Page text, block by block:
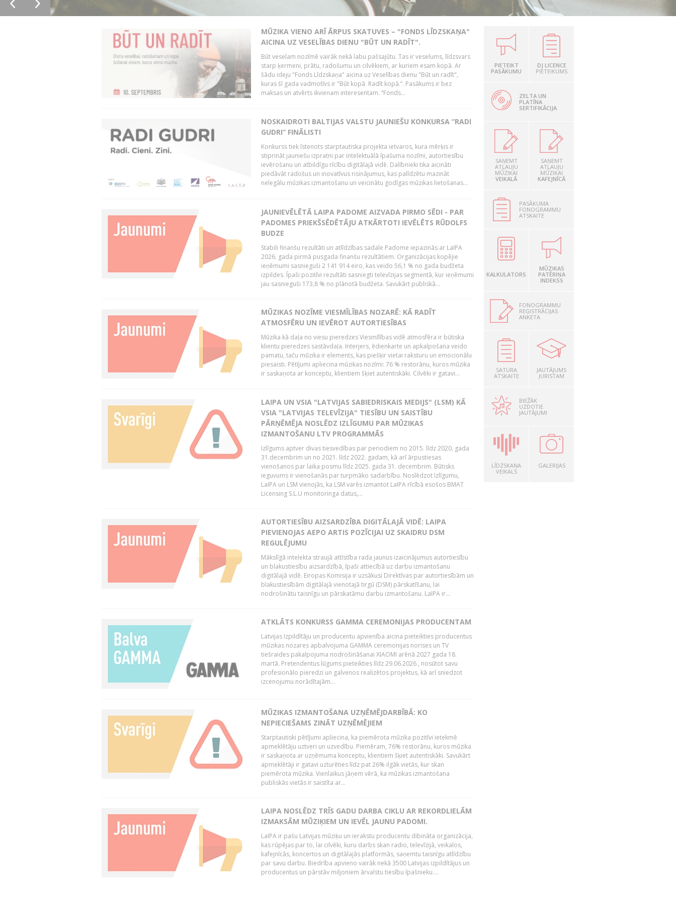
MŪZIKA VIENO ARĪ ĀRPUS SKATUVES – "FONDS LĪDZSKAŅA"
AICINA UZ VESELĪBAS DIENU "BŪT UN RADĪT".
Būt veselam nozīmē vairāk nekā labu pašsajūtu. Tas ir veselums, līdzsvars
starp ķermeni, prātu, radošumu un cilvēkiem, ar kuriem esam kopā. Ar
šādu ideju "Fonds Līdzskaņa" aicina uz Veselības dienu "Būt un radīt",
kuras šī gada vadmotīvs ir "Būt kopā. Radīt kopā.”. Pasākums ir bez
maksas un atvērts ikvienam interesentam. “Fonds...
NOSKAIDROTI BALTIJAS VALSTU JAUNIEŠU KONKURSA “RADI
GUDRI” FINĀLISTI
Konkurss tiek īstenots starptautiska projekta ietvaros, kura mērķis ir
stiprināt jauniešu izpratni par intelektuālā īpašuma nozīmi, autortiesību
ievērošanu un atbildīgu rīcību digitālajā vidē. Dalībnieki tika aicināti
piedāvāt radošus un inovatīvus risinājumus, kas palīdzētu mazināt
nelegālu mūzikas izmantošanu un veicinātu godīgas mūzikas lietošanas...
JAUNIEVĒLĒTĀ LAIPA PADOME AIZVADA PIRMO SĒDI - PAR
PADOMES PRIEKŠSĒDĒTĀJU ATKĀRTOTI IEVĒLĒTS RŪDOLFS
BUDZE
Stabili finanšu rezultāti un atlīdzības sadale Padome iepazinās ar LaIPA
2026. gada pirmā pusgada finanšu rezultātiem. Organizācijas kopējie
ieņēmumi sasnieguši 2 141 914 eiro, kas veido 56,1 % no gada budžeta
izpildes. Īpaši pozitīvi rezultāti sasniegti televīzijas segmentā, kur ieņēmumi
jau sasnieguši 173,8 % no plānotā budžeta. Savukārt publiskā...
MŪZIKAS NOZĪME VIESMĪLĪBAS NOZARĒ: KĀ RADĪT
ATMOSFĒRU UN IEVĒROT AUTORTIESĪBAS
Mūzika kā daļa no viesu pieredzes Viesmīlības vidē atmosfēra ir būtiska
klientu pieredzes sastāvdaļa. Interjers, ēdienkarte un apkalpošana veido
pamatu, taču mūzika ir elements, kas piešķir vietai raksturu un emocionālu
piesaisti. Pētījumi apliecina mūzikas nozīmi: 76 % restorānu, kuros mūzika
ir saskaņota ar konceptu, klientiem šķiet autentiskāki. Cilvēki ir gatavi...
LAIPA UN VSIA "LATVIJAS SABIEDRISKAIS MEDIJS" (LSM) KĀ
VSIA "LATVIJAS TELEVĪZIJA" TIESĪBU UN SAISTĪBU
PĀRŅĒMĒJA NOSLĒDZ IZLĪGUMU PAR MŪZIKAS
IZMANTOŠANU LTV PROGRAMMĀS
Izlīgums aptver divas tiesvedības par periodiem no 2015. līdz 2020. gada
31.decembrim un no 2021. līdz 2022. gadam, kā arī ārpustiesas
vienošanos par laika posmu līdz 2025. gada 31. decembrim. Būtisks
ieguvums ir vienošanās par turpmāko sadarbību. Noslēdzot Izlīgumu,
LaIPA un LSM vienojās, ka LSM varēs izmantot LaIPA rīcībā esošos BMAT
Licensing S.L.U monitoringa datus,...
AUTORTIESĪBU AIZSARDZĪBA DIGITĀLAJĀ VIDĒ: LAIPA
PIEVIENOJAS AEPO ARTIS POZĪCIJAI UZ SKAIDRU DSM
REGULĒJUMU
Mākslīgā intelekta straujā attīstība rada jaunus izaicinājumus autortiesību
un blakustiesību aizsardzībā, īpaši attiecībā uz darbu izmantošanu
digitālajā vidē. Eiropas Komisija ir uzsākusi Direktīvas par autortiesībām un
blakustiesībām digitālajā vienotajā tirgū (DSM) pārskatīšanu, lai
nodrošinātu taisnīgu un pārskatāmu darbu izmantošanu. LaIPA ir...
ATKLĀTS KONKURSS GAMMA CEREMONIJAS PRODUCENTAM
Latvijas Izpildītāju un producentu apvienība aicina pieteikties producentus
mūzikas nozares apbalvojuma GAMMA ceremonijas norises un TV
tiešraides pakalpojuma nodrošināšanai XIAOMI arēnā 2027 gada 18.
martā. Pretendentus lūgums pieteikties līdz 29.06.2026., nosūtot savu
profesionālo pieredzi un galvenos realizētos projektus, kā arī sniedzot
izcenojumu norādītajām...
MŪZIKAS IZMANTOŠANA UZŅĒMĒJDARBĪBĀ: KO
NEPIECIEŠAMS ZINĀT UZŅĒMĒJIEM
Starptautiski pētījumi apliecina, ka piemērota mūzika pozitīvi ietekmē
apmeklētāju uztveri un uzvedību. Piemēram, 76% restorānu, kuros mūzika
ir saskaņota ar uzņēmuma konceptu, klientiem šķiet autentiskāki. Savukārt
apmeklētāji ir gatavi uzturēties līdz pat 26% ilgāk vietās, kur skan
piemērota mūzika. Vienlaikus jāņem vērā, ka mūzikas izmantošana
publiskās vietās ir saistīta ar...
LAIPA NOSLĒDZ TRĪS GADU DARBA CIKLU AR REKORDLIELĀM
IZMAKSĀM MŪZIĶIEM UN IEVĒL JAUNU PADOMI.
LaIPA ir pašu Latvijas mūziķu un ierakstu producentu dibināta organizācija,
kas rūpējas par to, lai cilvēki, kuru darbs skan radio, televīzijā, veikalos,
kafejnīcās, koncertos un digitālajās platformās, saņemtu taisnīgu atlīdzību
par savu darbu. Biedrība apvieno vairāk nekā 3500 Latvijas izpildītājus un
producentus un pārstāv miljoniem ārvalstu tiesību īpašnieku....
PIETEIKT
PASĀKUMU
DJ LICENCE
PIETEIKUMS
ZELTA UN
PLATĪNA
SERTIFIKĀCIJA
SAŅEMT
ATĻAUJU
MŪZIKAI
VEIKALĀ
SAŅEMT
ATĻAUJU
MŪZIKAI
KAFEJNĪCĀ
PASĀKUMA
FONOGRAMMU
ATSKAITE
KALKULATORS
MŪZIKAS
PATĒRIŅA
INDEKSS
FONOGRAMMU
REĢISTRĀCIJAS
ANKETA
SATURA
ATSKAITE
JAUTĀJUMS
JURISTAM
BIEŽĀK
UZDOTIE
JAUTĀJUMI
LĪDZSKAŅA
VEIKALS
GALERIJAS